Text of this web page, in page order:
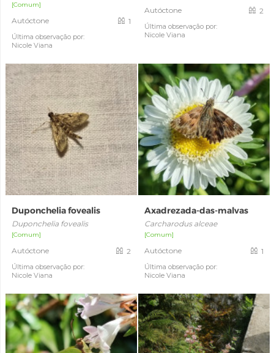
[Comum]
Autóctone
Última observação por:
Nicole Viana
1
Autóctone
Última observação por:
Nicole Viana
2
Duponchelia fovealis
Duponchelia fovealis
[Comum]
Autóctone
Última observação por:
Nicole Viana
2
Axadrezada-das-malvas
Carcharodus alceae
[Comum]
Autóctone
Última observação por:
Nicole Viana
1